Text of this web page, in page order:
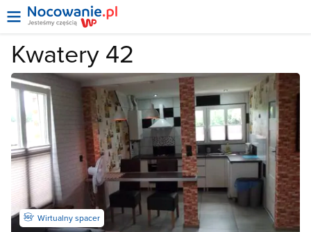
Kwatery 42
Wirtualny spacer